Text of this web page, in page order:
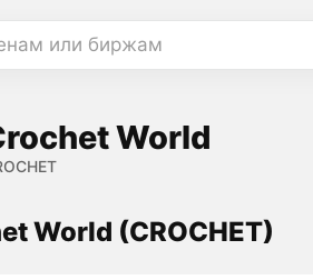
или биржам
World
World (CROCHET)